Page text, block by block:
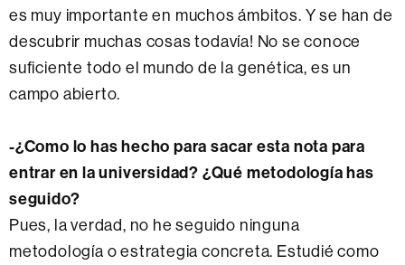
es muy importante en muchos ámbitos. Y se han de
descubrir muchas cosas todavía! No se conoce
suficiente todo el mundo de la genética, es un
campo abierto.
-¿Como lo has hecho para sacar esta nota para
entrar en la universidad? ¿Qué metodología has
seguido?
Pues, la verdad, no he seguido ninguna
metodología o estrategia concreta. Estudié como